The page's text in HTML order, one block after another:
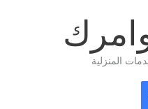
المنزلية